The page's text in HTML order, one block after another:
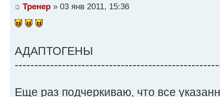
Тренер » 03 янв 2011, 15:36
АДАПТОГЕНЫ
Еще раз подчеркиваю, что все